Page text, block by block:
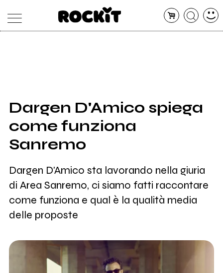
SHOP
RADIO
Dargen D'Amico spiega
come funziona
Sanremo
Dargen D'Amico sta lavorando nella giuria
di Area Sanremo, ci siamo fatti raccontare
come funziona e qual è la qualità media
delle proposte